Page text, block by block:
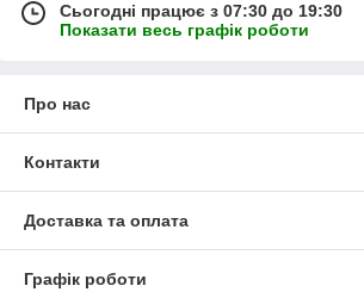
Сьогодні працює з 07:30 до 19:30
Показати весь графік роботи
Про нас
Контакти
Доставка та оплата
Графік роботи